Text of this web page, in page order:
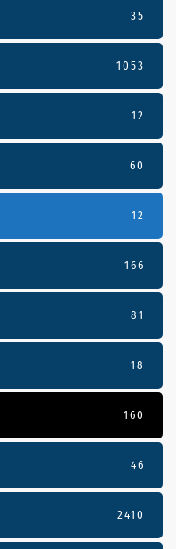
35
1053
12
60
12
166
81
18
160
46
2410